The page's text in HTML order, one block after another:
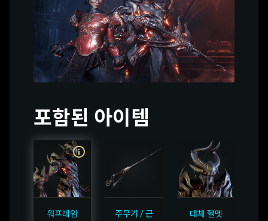
포함된 아이템
워프레임
주무기 / 근
대체 헬멧